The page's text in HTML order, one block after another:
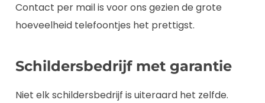
Contact per mail is voor ons gezien de grote
hoeveelheid telefoontjes het prettigst.
Schildersbedrijf met garantie
Niet elk schildersbedrijf is uiteraard het zelfde.